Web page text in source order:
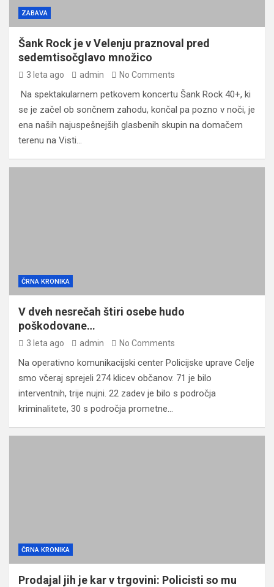
ZABAVA
Šank Rock je v Velenju praznoval pred
sedemtisočglavo množico
3 leta ago admin No Comments
Na spektakularnem petkovem koncertu Šank Rock 40+, ki
se je začel ob sončnem zahodu, končal pa pozno v noči, je
ena naših najuspešnejših glasbenih skupin na domačem
terenu na Visti…
ČRNA KRONIKA
V dveh nesrečah štiri osebe hudo
poškodovane…
3 leta ago admin No Comments
Na operativno komunikacijski center Policijske uprave Celje
smo včeraj sprejeli 274 klicev občanov. 71 je bilo
interventnih, trije nujni. 22 zadev je bilo s področja
kriminalitete, 30 s področja prometne…
ČRNA KRONIKA
Prodajal jih je kar v trgovini: Policisti so mu